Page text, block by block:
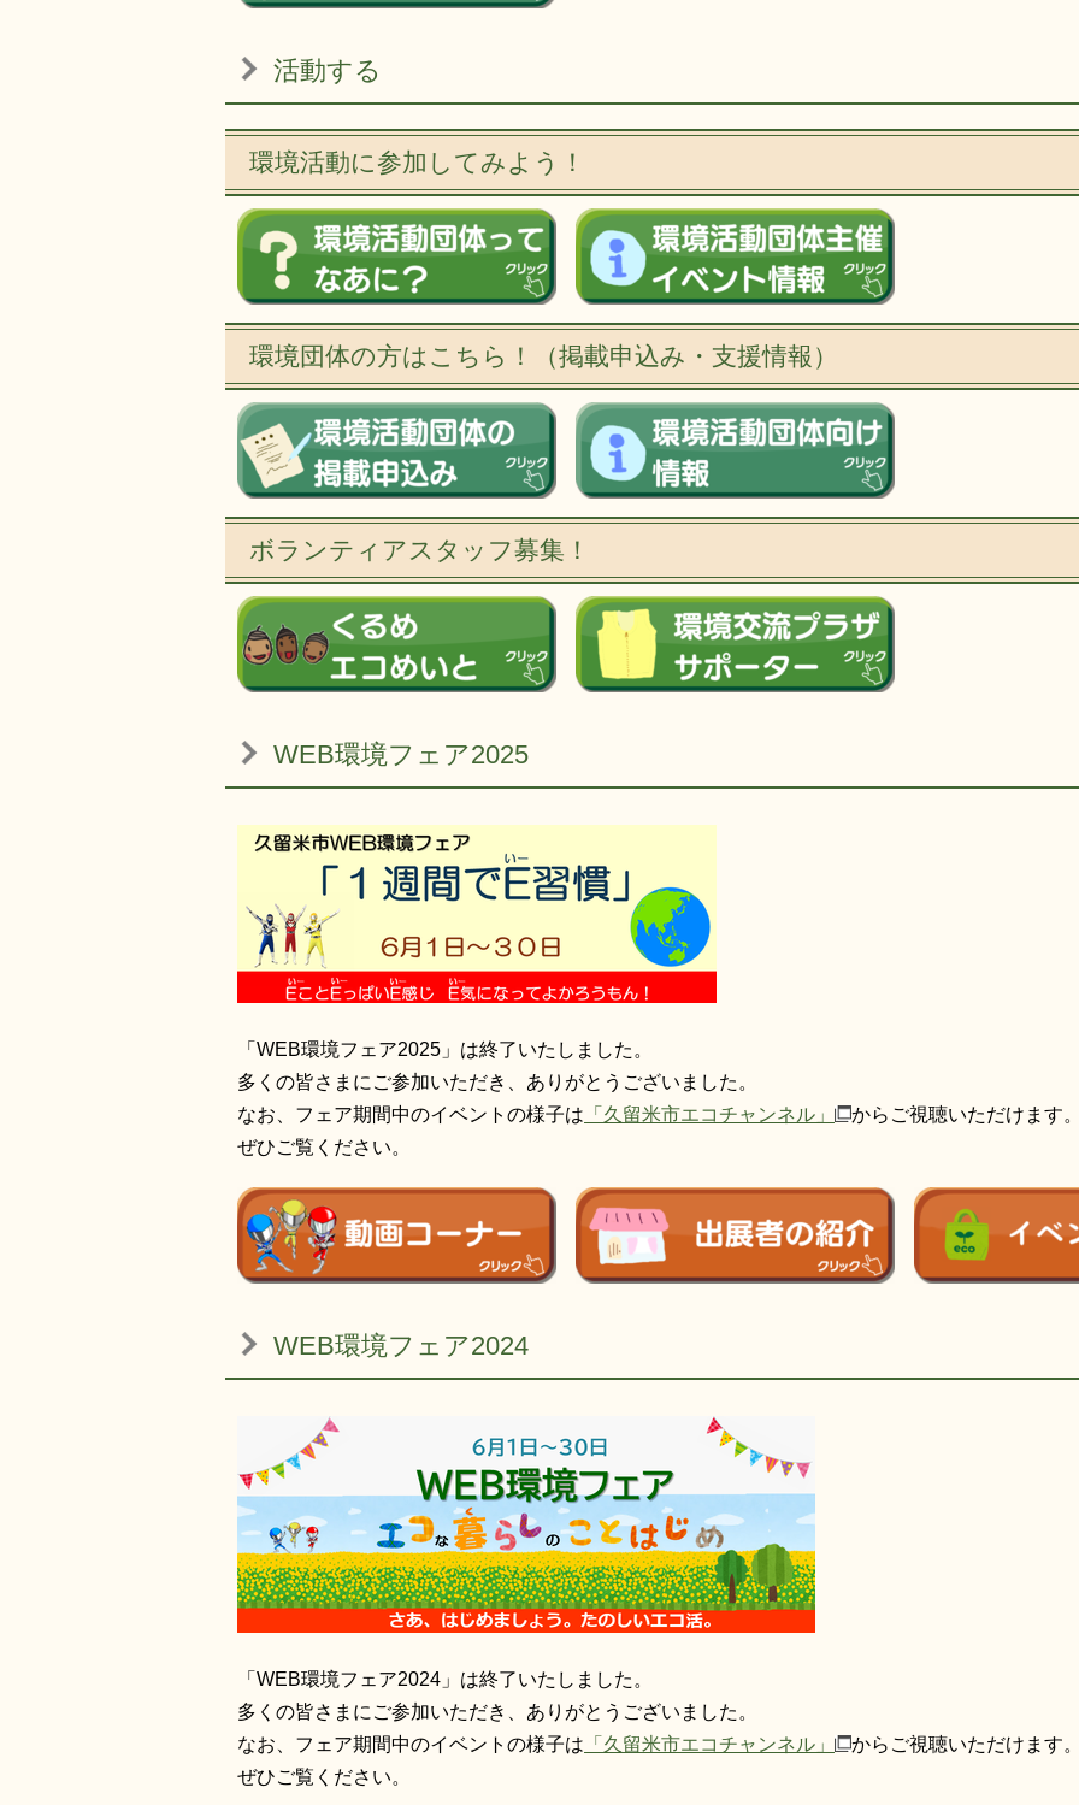
活動する
環境活動に参加してみよう！
環境団体の方はこちら！（掲載申込み・支援情報）
ボランティアスタッフ募集！
WEB環境フェア2025
「WEB環境フェア2025」は終了いたしました。
多くの皆さまにご参加いただき、ありがとうございました。
なお、フェア期間中のイベントの様子は 「久留米市エコチャンネル」
からご視聴いただけます
ぜひご覧ください。
WEB環境フェア2024
「WEB環境フェア2024」は終了いたしました。
多くの皆さまにご参加いただき、ありがとうございました。
なお、フェア期間中のイベントの様子は 「久留米市エコチャンネル」
からご視聴いただけます
ぜひご覧ください。